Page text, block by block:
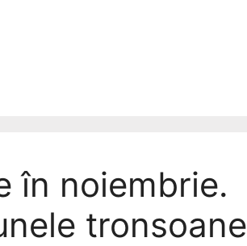
în noiembrie.
tronsoane